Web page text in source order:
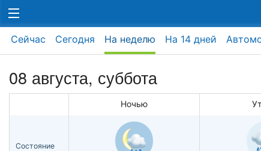
Сейчас Сегодня На неделю На 14 дней
08 августа, суббота
Ночью
Состояние